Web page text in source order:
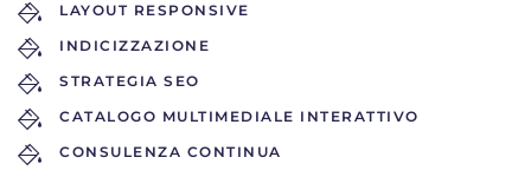
LAYOUT RESPONSIVE
INDICIZZAZIONE
STRATEGIA SEO
CATALOGO MULTIMEDIALE INTERATTIVO
CONSULENZA CONTINUA